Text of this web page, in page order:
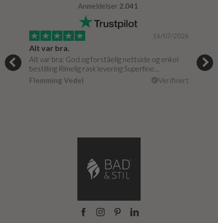
Anmeldelser 2.041
16/07/2026
Alt var bra.
Alt var bra: God og forståelig nettside og enkel
bestilling Rimelig rask levering Superfine…
Flemming Vedel
Verifisert
Jeg
fikk